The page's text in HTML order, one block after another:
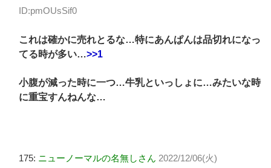
ID:pmOUsSif0
これは確かに売れとるな…特にあんぱんは品切れになっ
てる時が多い…>>1
小腹が減った時に一つ…牛乳といっしょに…みたいな時
に重宝すんねんな…
175: ニューノーマルの名無しさん 2022/12/06(火)